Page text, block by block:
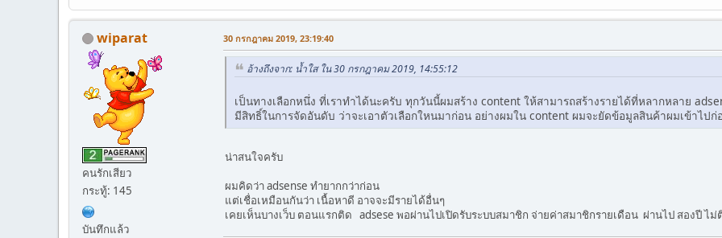
wiparat
คนรักเสียว
กระทู้: 145
บันทึกแล้ว
30 กรกฎาคม 2019, 23:19:40
อ้างถึงจาก: น้ำใส ใน 30 กรกฎาคม 2019, 14:55:12
เป็นทางเลือกหนึ่ง ที่เราทำได้นะครับ ทุกวันนี้ผมสร้าง content ให้สามารถสร้างรายได้ที่หลากหลาย
มีสิทธิ์ในการจัดอันดับ ว่าจะเอาตัวเลือกใหนมาก่อน อย่างผมใน content ผมจะยัดข้อมูลสินค้าผมเข้าไปก่
น่าสนใจครับ
ผมคิดว่า adsense ทำยากกว่าก่อน
แต่เชื่อเหมือนกันว่า เนื้อหาดี อาจจะมีรายได้อื่นๆ
เคยเห็นบางเว็บ ตอนแรกติด adsese พอผ่านไปเปิดรับระบบสมาชิก จ่ายค่าสมาชิกรายเดือน ผ่านไป สองปี ไ